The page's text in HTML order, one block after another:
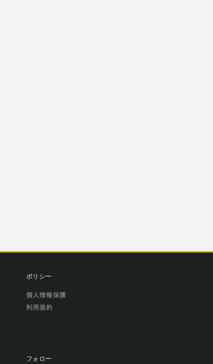
ポリシー
個人情報保護
利用規約
フォロー